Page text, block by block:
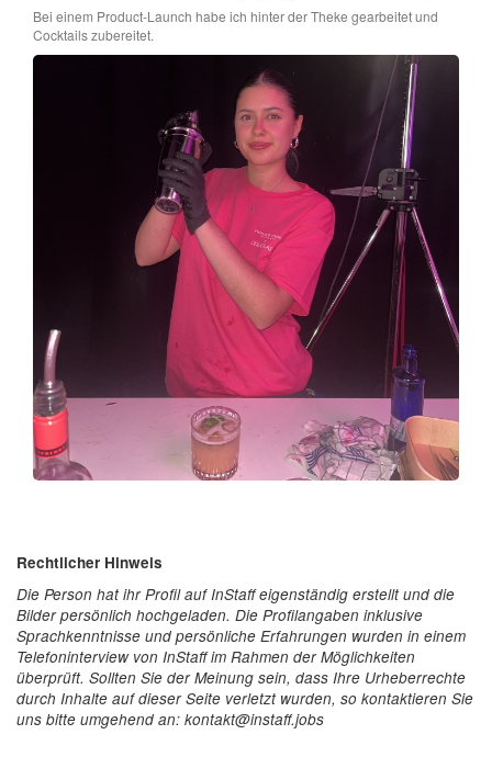
Bei einem Product-Launch habe ich hinter der Theke gearbeitet und
Cocktails zubereitet.
Rechtlicher Hinweis
Die Person hat ihr Profil auf InStaff eigenständig erstellt und die
Bilder persönlich hochgeladen. Die Profilangaben inklusive
Sprachkenntnisse und persönliche Erfahrungen wurden in einem
Telefoninterview von InStaff im Rahmen der Möglichkeiten
überprüft. Sollten Sie der Meinung sein, dass Ihre Urheberrechte
durch Inhalte auf dieser Seite verletzt wurden, so kontaktieren Sie
uns bitte umgehend an: kontakt@instaff.jobs